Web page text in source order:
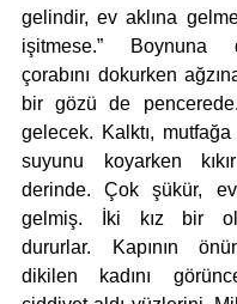
gelindir, ev aklına
işitmese.” Boynuna
çorabını dokurken
bir gözü de
gelecek. Kalktı,
suyunu koyarken
derinde. Çok şükür,
gelmiş. İki kız bir
dururlar. Kapının
dikilen kadını